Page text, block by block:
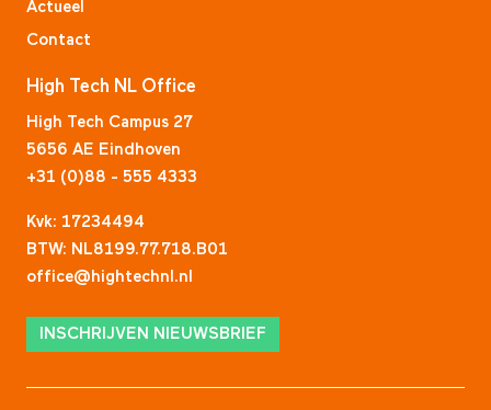
Actueel
Contact
High Tech NL Office
High Tech Campus 27
5656 AE Eindhoven
+31 (0)88 - 555 4333
Kvk: 17234494
BTW: NL8199.77.718.B01
office@hightechnl.nl
INSCHRIJVEN NIEUWSBRIEF